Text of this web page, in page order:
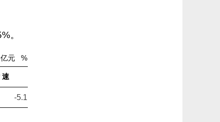
%。
亿元 %
速
-5.1